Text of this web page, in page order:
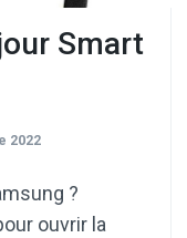
Smart
2022
?
ouvrir la